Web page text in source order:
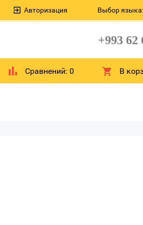
Выбор языка:
Авторизация
+993 62
Сравнений: 0 В